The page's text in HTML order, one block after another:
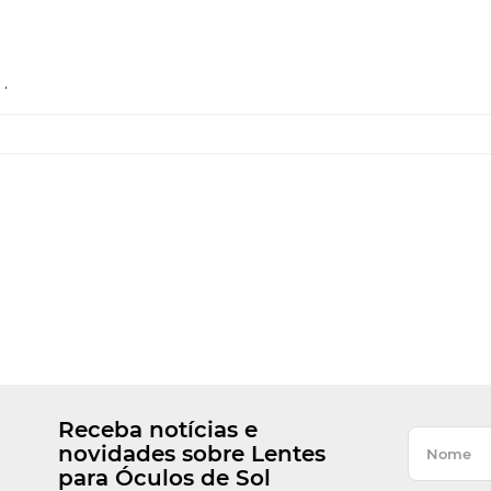
.
Receba notícias e
novidades sobre Lentes
para Óculos de Sol